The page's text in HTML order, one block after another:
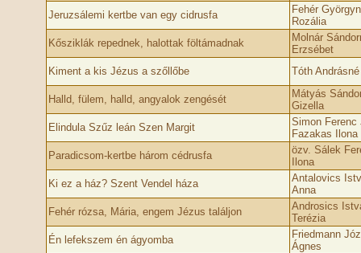
Jeruzsálemi kertbe van egy cidrusfa
Fehér
Rozália
Kősziklák repednek, halottak föltámadnak
Molnár
Erzsébet
Kiment a kis Jézus a szőllőbe
Tóth
Halld, fülem, halld, angyalok zengését
Mátyás
Gizella
Elindula Szűz leán Szen Margit
Simon Ferenc
Fazakas Ilona
Paradicsom-kertbe három cédrusfa
özv. Sálek
Ilona
Ki ez a ház? Szent Vendel háza
Antalovics
Anna
Fehér rózsa, Mária, engem Jézus találjon
Androsics
Terézia
Én lefekszem én ágyomba
Friedmann
Ágnes